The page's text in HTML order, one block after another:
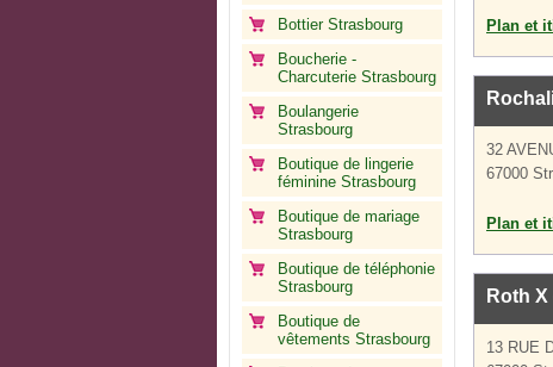
Bottier Strasbourg
Boucherie -
Charcuterie Strasbourg
Boulangerie
Strasbourg
Boutique de lingerie
féminine Strasbourg
Boutique de mariage
Strasbourg
Boutique de téléphonie
Strasbourg
Boutique de
vêtements Strasbourg
Plan et
32
67000
Plan et
Roth X
13 RUE